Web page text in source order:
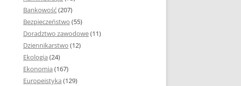
Bankowość(207)
Bezpieczeństwo (55)
Doradztwo zawodowe(11)
Dziennikarstwo (12)
Ekologia (24)
Ekonomia (167)
Europeistyka (129)